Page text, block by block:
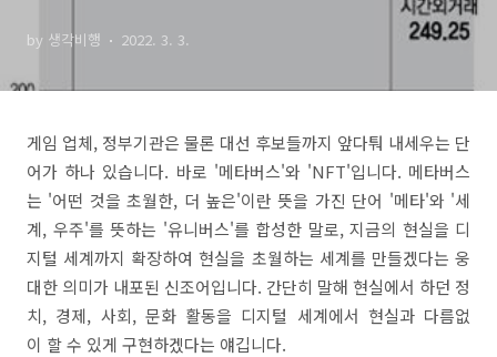
by 생각비행 2022. 3. 3.
게임 업체, 정부기관은 물론 대선 후보들까지 앞다퉈 내세우는 단
어가 하나 있습니다. 바로 '메타버스'와 'NFT'입니다. 메타버스
는 '어떤 것을 초월한, 더 높은'이란 뜻을 가진 단어 '메타'와 '세
계, 우주'를 뜻하는 '유니버스'를 합성한 말로, 지금의 현실을 디
지털 세계까지 확장하여 현실을 초월하는 세계를 만들겠다는 웅
대한 의미가 내포된 신조어입니다. 간단히 말해 현실에서 하던 정
치, 경제, 사회, 문화 활동을 디지털 세계에서 현실과 다름없
이 할 수 있게 구현하겠다는 얘깁니다.